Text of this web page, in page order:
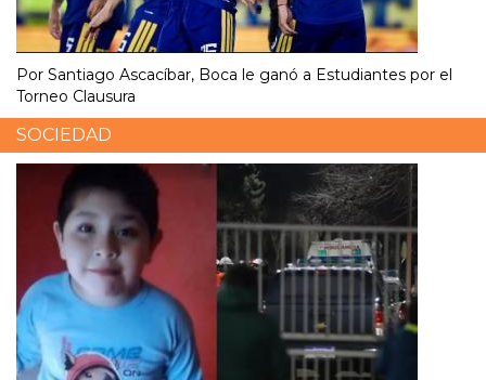
Por Santiago Ascacíbar, Boca le ganó a Estudiantes por el
Torneo Clausura
SOCIEDAD